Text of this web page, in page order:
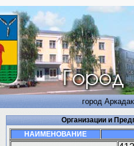
город
Организации и
НАИМЕНОВАНИЕ